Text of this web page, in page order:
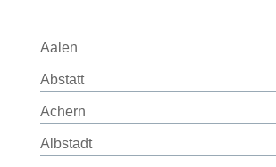
Aalen
Abstatt
Achern
Albstadt